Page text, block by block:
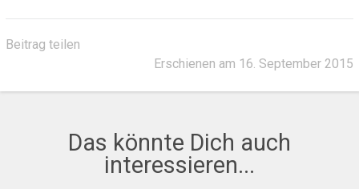
Beitrag teilen
Erschienen am 16. September 2015
Das könnte Dich auch
interessieren...